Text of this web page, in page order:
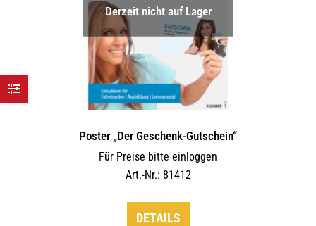
Derzeit nicht auf Lager
Poster „Der Geschenk-Gutschein“
Für Preise bitte einloggen
Art.-Nr.: 81412
DETAILS